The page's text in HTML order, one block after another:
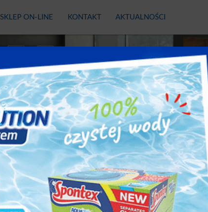
SKLEP ON-LINE KONTAKT AKTUALNOŚCI
TESCO